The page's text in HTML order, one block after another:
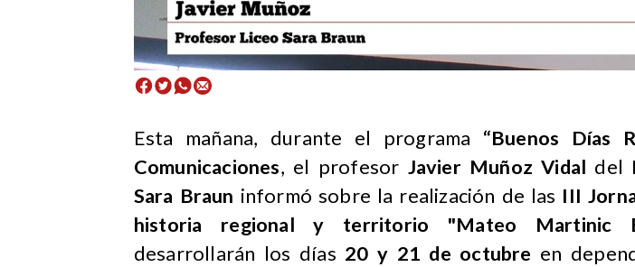
Esta mañana, durante el programa “Buenos Días
Comunicaciones, el profesor Javier Muñoz Vidal del
Sara Braun informó sobre la realización de las III
historia regional y territorio "Mateo Martinic
desarrollarán los días 20 y 21 de octubre en